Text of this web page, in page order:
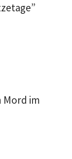
Mord im